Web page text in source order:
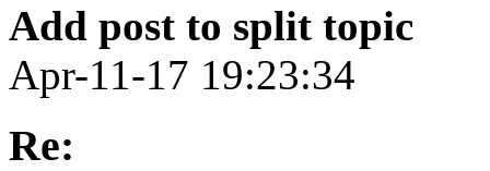
Add post to split topic
Apr-11-17 19:23:34
Re: